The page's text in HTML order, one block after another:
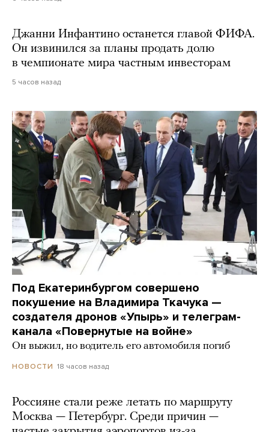
Джанни Инфантино останется главой ФИФА.
Он извинился за планы продать долю
в чемпионате мира частным инвесторам
5 часов назад
Под Екатеринбургом совершено
покушение на Владимира Ткачука —
создателя дронов «Упырь» и телеграм-
канала «Повернутые на войне»
Он выжил, но водитель его автомобиля погиб
НОВОСТИ 18 часов назад
Россияне стали реже летать по маршруту
Москва — Петербург. Среди причин —